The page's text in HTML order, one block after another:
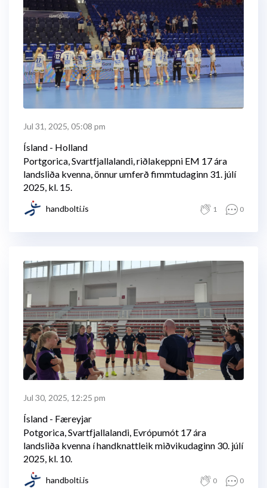
Jul 31, 2025, 05:08 pm
Ísland - Holland
Portgorica, Svartfjallalandi, riðlakeppni EM 17 ára
landsliða kvenna, önnur umferð fimmtudaginn 31. júlí
2025, kl. 15.
handbolti.is 1 0
Jul 30, 2025, 12:25 pm
Ísland - Færeyjar
Potgorica, Svartfjallalandi, Evrópumót 17 ára
landsliða kvenna í handknattleik miðvikudaginn 30. júlí
2025, kl. 10.
handbolti.is 0 0